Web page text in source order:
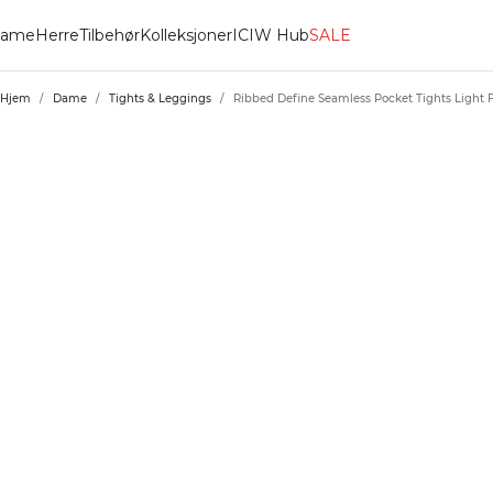
HerreTilbehørKolleksjonerICIW HubSALE
Hjem / Dame / Tights & Leggings / Ribbed Define Seamless Pocket Tights Light